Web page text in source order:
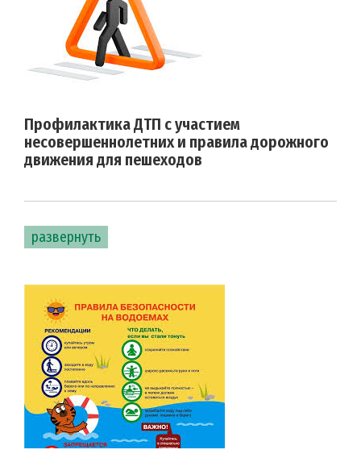
Профилактика ДТП с участием
несовершеннолетних и правила дорожного
движения для пешеходов
развернуть